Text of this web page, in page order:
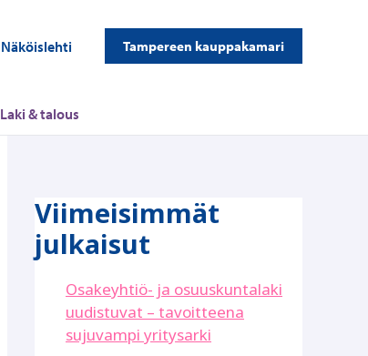
Näköislehti Tampereen kauppakamari
Laki & talous
Viimeisimmät
julkaisut
Osakeyhtiö- ja osuuskuntalaki
uudistuvat – tavoitteena
sujuvampi yritysarki